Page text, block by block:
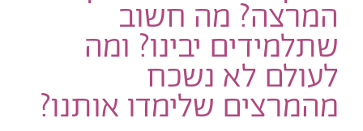
המרצה? מה חשוב
שתלמידים יבינו? ומה
לעולם לא נשכח
מהמרצים שלימדו אותנו?